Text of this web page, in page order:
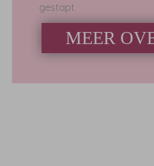
gestapt.
MEER